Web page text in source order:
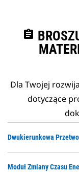
assignment
Dla Twojej
dotyczące
Dwukierunkowa
Moduł Zmiany Czasu